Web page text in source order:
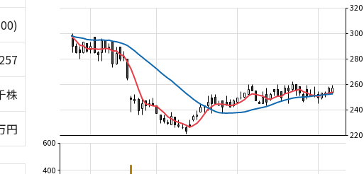
257
株
円 220
240
260
280
300
320
400
600